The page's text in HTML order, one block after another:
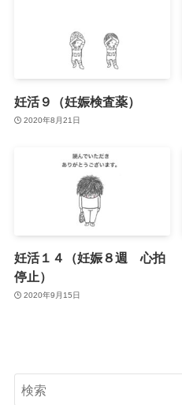
妊活９（妊娠検査薬）
2020年8月21日
妊活１４（妊娠８週 心拍
停止）
2020年9月15日